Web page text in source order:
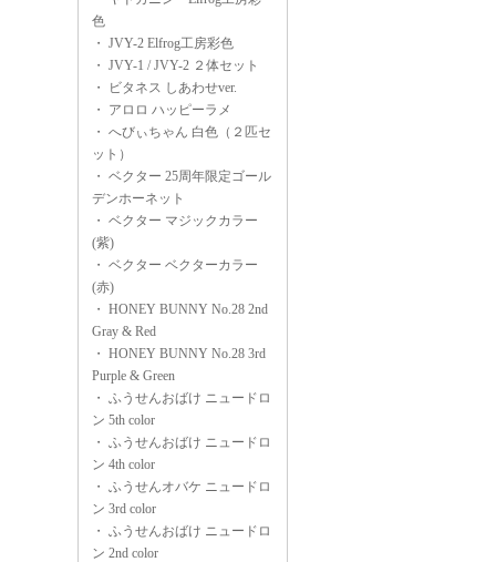
色
・ JVY-2 Elfrog工房彩色
・ JVY-1 / JVY-2 ２体セット
・
ビタネス しあわせver.
・ アロロ ハッピーラメ
・ へびぃちゃん 白色（２匹セ
ット）
・ ベクター 25周年限定ゴール
デンホーネット
・ ベクター マジックカラー
(紫)
・ ベクター ベクターカラー
(赤)
・ HONEY BUNNY No.28 2nd
Gray & Red
・ HONEY BUNNY No.28 3rd
Purple & Green
・ ふうせんおばけ ニュードロ
ン 5th color
・ ふうせんおばけ ニュードロ
ン 4th color
・ ふうせんオバケ ニュードロ
ン 3rd color
・ ふうせんおばけ ニュードロ
ン 2nd color